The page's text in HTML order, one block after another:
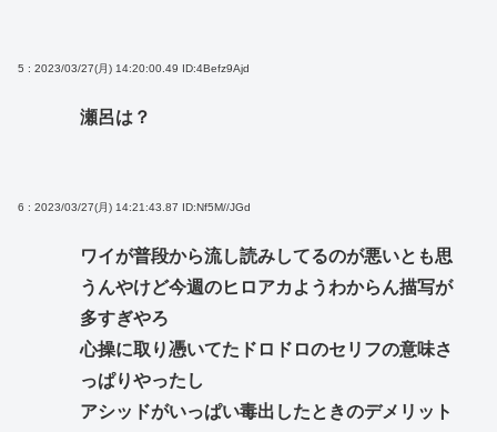
5 : 2023/03/27(月) 14:20:00.49 ID:4Befz9Ajd
瀬呂は？
6 : 2023/03/27(月) 14:21:43.87 ID:Nf5M//JGd
ワイが普段から流し読みしてるのが悪いとも思
うんやけど今週のヒロアカようわからん描写が
多すぎやろ
心操に取り憑いてたドロドロのセリフの意味さ
っぱりやったし
アシッドがいっぱい毒出したときのデメリット